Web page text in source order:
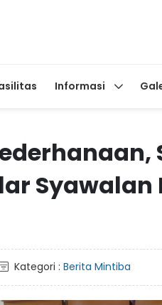
Informasi
Kategori : Berita Mintiba